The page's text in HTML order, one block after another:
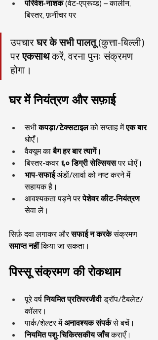
परिवेश-नाशक (वेट-एप्रूव्ड) – कालीन,
बिस्तर, फ़र्नीचर पर
उपचार घर के सभी पालतू (कुत्ता-बिल्ली)
पर एकसाथ करें, वरना पुनः संक्रमण
होगा।
घर में नियंत्रण और सफ़ाई
सभी कपड़ा/टेक्सटाइल को सप्ताह में एक बार
धोएँ।
वैक्यूम का बैग हर बार त्यागें।
बिस्तर-कवर ६० डिग्री सेल्सियस पर धोएँ।
भाप-सफाई अंडों/लार्वा को नष्ट करने में
सहायक है।
आवश्यकता पड़ने पर पेशेवर कीट-नियंत्रण
सेवा लें।
सिर्फ़ दवा लगाकर और सफाई न करके संक्रमण
समाप्त नहीं किया जा सकता।
पिस्सू संक्रमण की रोकथाम
पूरे वर्ष नियमित प्रतिपरजीवी ड्रॉप/टैबलेट/
कॉलर।
पार्क/शेल्टर में अनावश्यक संपर्क से बचें।
नियमित पशु-चिकित्सकीय जाँच कराएँ।